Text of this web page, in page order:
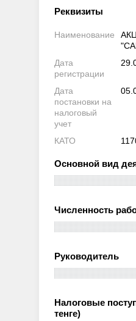
Реквизиты
Наименование
Дата
регистрации
Дата
постановки на
налоговый
учет
КАТО
Основной вид
Численность
Руководитель
Налоговые
тенге)